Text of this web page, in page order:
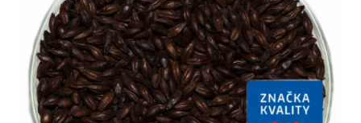
Príslušenstvo
Destiláty
Poukazy